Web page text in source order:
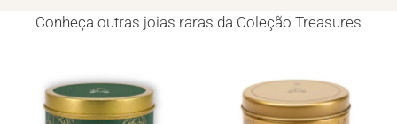
Conheça outras joias raras da Coleção Treasures